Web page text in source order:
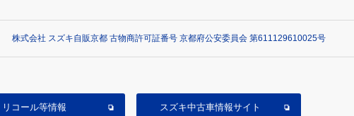
株式会社 スズキ自販京都 古物商許可証番号 京都府公安委員会 第611129610025号
リコール等情報 スズキ中古車情報サイト